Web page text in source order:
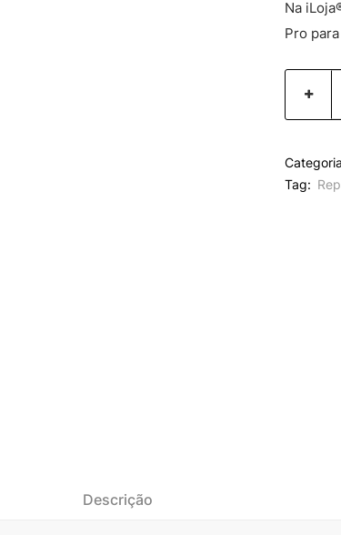
Na
Pro
Tag:
Descrição